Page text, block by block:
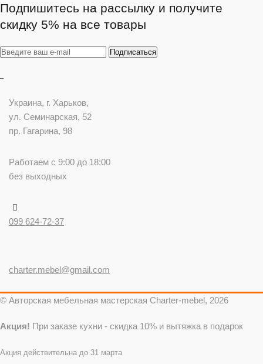
Подпишитесь на рассылку и получите
скидку 5% на все товары
Украина, г. Харьков,
ул. Семинарская, 52
пр. Гагарина, 98
Работаем с 9:00 до 18:00
без выходных
099 624-72-37
charter.mebel@gmail.com
© Авторская мебельная мастерская Charter-mebel, 2026
Акция! При заказе кухни - скидка 10% и вытяжка в подарок
Акция действительна до 31 марта